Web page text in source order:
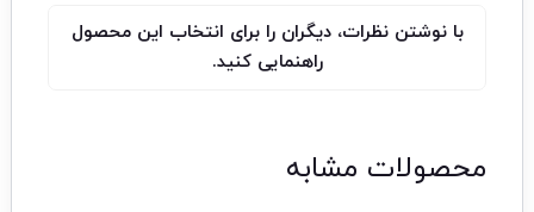
با نوشتن نظرات، دیگران را برای انتخاب این محصول
راهنمایی کنید.
محصولات مشابه